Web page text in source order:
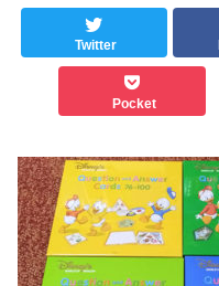
Twitter
Pocket